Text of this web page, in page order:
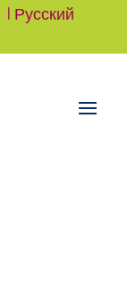
| Русский